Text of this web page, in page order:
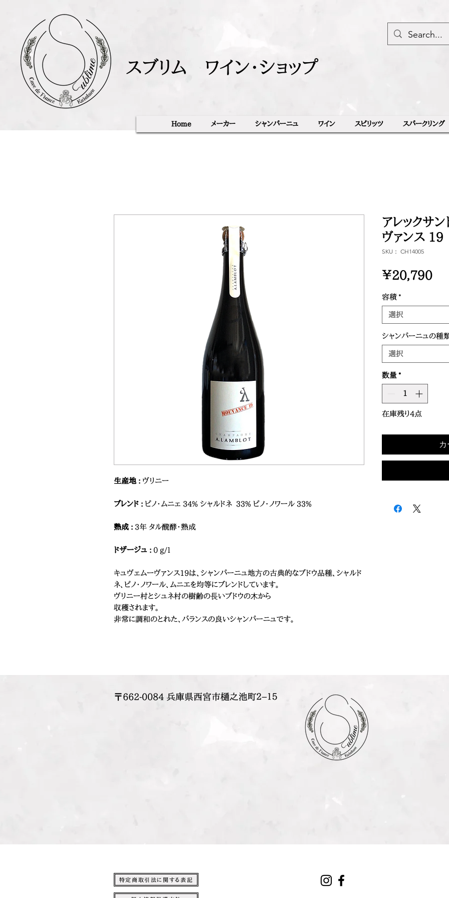
スブリム ワイン・ショップ
Home メーカー シャンパーニュ ワイン スピリッツ スパークリング
生産地 : ヴリニー
ブレンド : ピノ・ムニェ 34% シャルドネ 33% ピノ・ノワール 33%
熟成 : 3年 タル醗酵・熟成
ドザージュ : 0 g/l
キュヴェムーヴァンス19は、シャンパーニュ地⽅の古典的なブドウ品種、シャルド
ネ、ピノ・ノワール、ムニエを均等にブレンドしています。
ヴリニー村とシュネ村の樹齢の⻑いブドウの⽊から
収穫されます。
非常に調和のとれた、バランスの良いシャンパーニュです。
アレックサ
ヴァンス 19
SKU： CH14005
￥20,790価
容積 *
選択
シャンパーニュの種
選択
数量 *
在庫残り4点
〒662-0084 兵庫県西宮市樋之池町２−１５
特定商取引法に関する表記